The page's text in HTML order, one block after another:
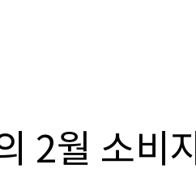
2월 소비